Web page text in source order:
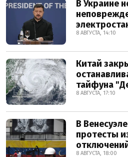
В Украине
8 АВГУСТА, 14:10
Китай
тайфуна
8 АВГУСТА, 17:10
В
протесты
8 АВГУСТА, 18:00